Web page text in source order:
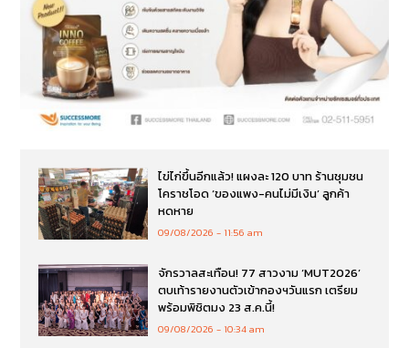
ไข่ไก่ขึ้นอีกแล้ว! แผงละ 120 บาท ร้านชุมชน
โคราชโอด ‘ของแพง-คนไม่มีเงิน’ ลูกค้า
หดหาย
09/08/2026 11:56 am
จักรวาลสะเทือน! 77 สาวงาม ‘MUT2026’
ตบเท้ารายงานตัวเข้ากองฯวันแรก เตรียม
พร้อมพิชิตมง 23 ส.ค.นี้!
09/08/2026 10:34 am